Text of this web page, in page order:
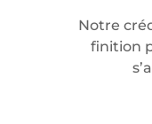
Notre
finition